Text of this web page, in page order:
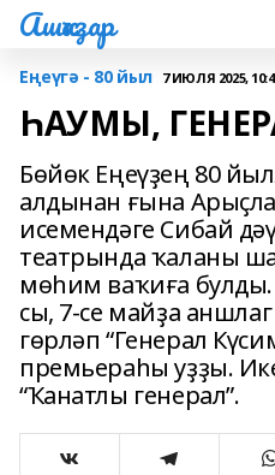
Ашҡаҙар
Еңеүгә - 80 йыл 7 ИЮЛЯ 2025,
ҺАУМЫ,
Бөйөк Еңеүҙең 80
алдынан ғына
исемендәге Сибай
театрында ҡаланы
мөһим ваҡиға булды.
сы, 7-се майҙа
гөрләп “Генерал
премьераһы уҙҙы.
“Ҡанатлы генерал”.